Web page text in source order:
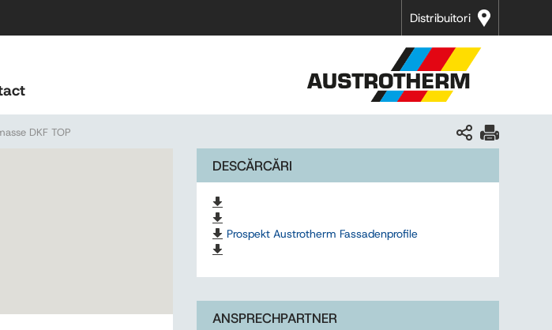
Distribuitori
DKF TOP
DESCĂRCĂRI
Prospekt Austrotherm Fassadenprofile
ANSPRECHPARTNER